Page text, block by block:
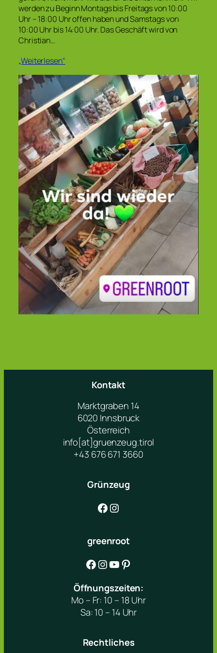
werden zu Beginn Montags bis Freitags von 10:00
Uhr – 18:00 Uhr offen haben und Samstags von
10:00 Uhr bis 14:00 Uhr. Das Geschäft wird von
Christian…
„Weiterlesen“
Kontakt
Marktgraben 14
6020 Innsbruck
Österreich
info[at]gruenzeug.tirol
+43 676 671 3660
Grünzeug
Facebook Instagram
greenroot
Facebook Instagram YouTube Pinterest
Öffnungszeiten:
Mo – Fr: 10 – 18 Uhr
Sa: 10 – 14 Uhr
Rechtliches